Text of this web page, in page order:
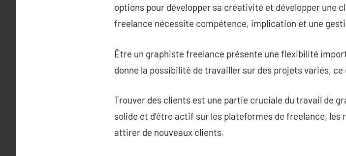
options pour développer sa créativité et développer une
freelance nécessite compétence, implication et une
Être un graphiste freelance présente une flexibilité
donne la possibilité de travailler sur des projets variés,
Trouver des clients est une partie cruciale du travail de
solide et d’être actif sur les plateformes de freelance,
attirer de nouveaux clients.